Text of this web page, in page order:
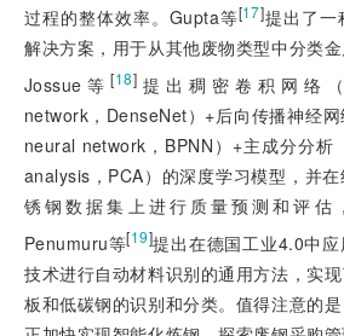
过程的整体效率。Gupta等[17]提出了一
解决方案，用于从其他废物类型中分类金
Jossue等[18]提出稠密卷积网络（
network，DenseNet）+后向传播神经
neural network，BPNN）+主成分分
analysis，PCA）的深度学习模型，并
锈钢数据集上进行质量预测和评估
Penumuru等[19]提出在德国工业4.0中
技术进行自动材料识别的通用方法，实
板和低碳钢的识别和分类。值得注意的